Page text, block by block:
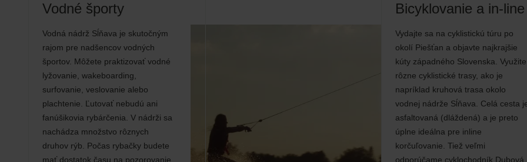
Vodné športy
Vodná nádrž Sĺňava je skutočným
rajom pre nadšencov vodných
športov. Môžete praktizovať vodné
lyžovanie, wakeboarding,
surfovanie, veslovanie alebo
plachtenie. Ľutovať nebudú ani
fanúšikovia rybárčenia. V nádrži sa
nachádza množstvo rôznych
druhov rýb. Počas rybačky budete
mať dostatok času na pozorovanie
Bicyklovanie a in-line
Vydajte sa na cyklistickú túru po
okolí Piešťan a objavte najkrajšie
kúty západného Slovenska. Využite
rôzne cyklistické trasy, ako je
napríklad kruhová trasa okolo
vodnej nádrže Sĺňava. Celá cesta
asfaltovaná (dláždená) a je preto
úplne ideálna pre inline
korčuľovanie. Tiež veľmi
odporúčame cyklochodník Dubová.